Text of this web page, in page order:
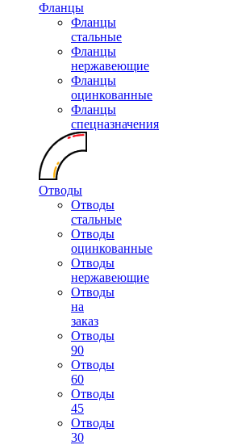
Фланцы
Фланцы
стальные
Фланцы
нержавеющие
Фланцы
оцинкованные
Фланцы
спецназначения
Отводы
Отводы
стальные
Отводы
оцинкованные
Отводы
нержавеющие
Отводы
на
заказ
Отводы
90
Отводы
60
Отводы
45
Отводы
30